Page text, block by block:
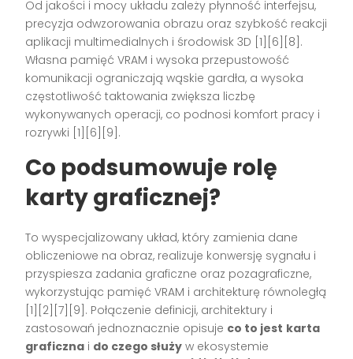
Od jakości i mocy układu zależy płynność interfejsu,
precyzja odwzorowania obrazu oraz szybkość reakcji
aplikacji multimedialnych i środowisk 3D [1][6][8].
Własna pamięć VRAM i wysoka przepustowość
komunikacji ograniczają wąskie gardła, a wysoka
częstotliwość taktowania zwiększa liczbę
wykonywanych operacji, co podnosi komfort pracy i
rozrywki [1][6][9].
Co podsumowuje rolę
karty graficznej?
To wyspecjalizowany układ, który zamienia dane
obliczeniowe na obraz, realizuje konwersję sygnału i
przyspiesza zadania graficzne oraz pozagraficzne,
wykorzystując pamięć VRAM i architekturę równoległą
[1][2][7][9]. Połączenie definicji, architektury i
zastosowań jednoznacznie opisuje co to jest karta
graficzna i do czego służy w ekosystemie